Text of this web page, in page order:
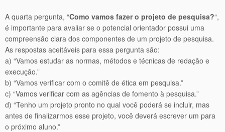
A quarta pergunta, “Como vamos fazer o projeto de pesquisa?“,
é importante para avaliar se o potencial orientador possui uma
compreensão clara dos componentes de um projeto de pesquisa.
As respostas aceitáveis para essa pergunta são:
a) “Vamos estudar as normas, métodos e técnicas de redação e
execução.”
b) “Vamos verificar com o comitê de ética em pesquisa.”
c) “Vamos verificar com as agências de fomento à pesquisa.”
d) “Tenho um projeto pronto no qual você poderá se incluir, mas
antes de finalizarmos esse projeto, você deverá escrever um para
o próximo aluno.”